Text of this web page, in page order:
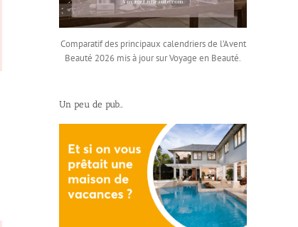
Comparatif des principaux calendriers de l’Avent
Beauté 2026 mis à jour sur Voyage en Beauté.
Un peu de pub…